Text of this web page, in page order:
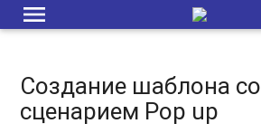
menu
Создание шаблона со
сценарием Pop up